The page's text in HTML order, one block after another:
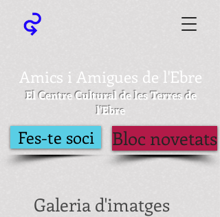
Amics i Amigues de l'Ebre
El Centre Cultural de les Terres de
l'Ebre
Fes-te soci Bloc novetats
Galeria d'imatges